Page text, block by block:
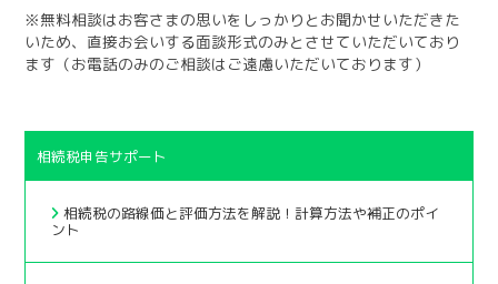
※無料相談はお客さまの思いをしっかりとお聞かせいただきた
いため、直接お会いする面談形式のみとさせていただいており
ます（お電話のみのご相談はご遠慮いただいております）
相続税申告サポート
相続税の路線価と評価方法を解説！計算方法や補正のポイ
ント